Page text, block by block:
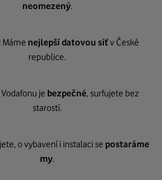
neomezený.
Máme nejlepší datovou síťv České
republice.
je bezpečné, surfujete bez
starostí.
o vybavení i instalaci se postaráme
my.